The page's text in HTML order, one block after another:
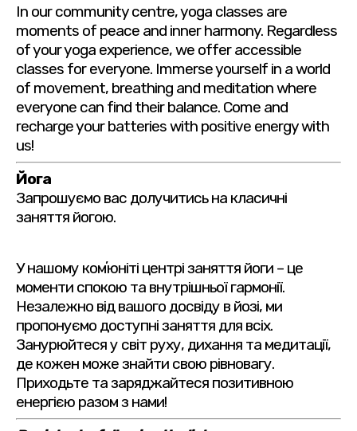
In our community centre, yoga classes are
moments of peace and inner harmony. Regardless
of your yoga experience, we offer accessible
classes for everyone. Immerse yourself in a world
of movement, breathing and meditation where
everyone can find their balance. Come and
recharge your batteries with positive energy with
us!
Йога
Запрошуємо вас долучитись на класичні
заняття йогою.
У нашому комʼюніті центрі заняття йоги – це
моменти спокою та внутрішньої гармонії.
Незалежно від вашого досвіду в йозі, ми
пропонуємо доступні заняття для всіх.
Занурюйтеся у світ руху, дихання та медитації,
де кожен може знайти свою рівновагу.
Приходьте та заряджайтеся позитивною
енергією разом з нами!